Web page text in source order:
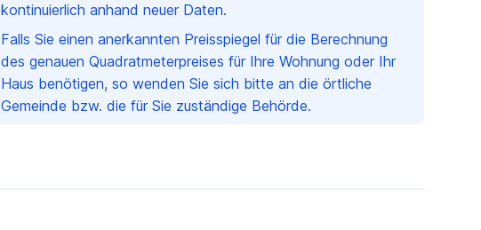
kontinuierlich anhand neuer Daten.
Falls Sie einen anerkannten Preisspiegel für die Berechnung
des genauen Quadratmeterpreises für Ihre Wohnung oder Ihr
Haus benötigen, so wenden Sie sich bitte an die örtliche
Gemeinde bzw. die für Sie zuständige Behörde.